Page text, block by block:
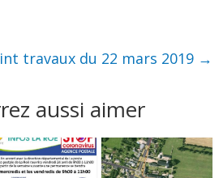
travaux du 22 mars 2019 →
aussi aimer